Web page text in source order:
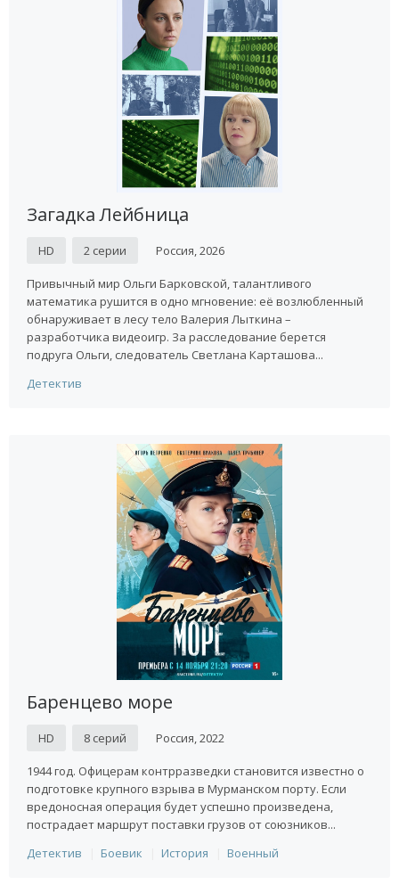
Загадка Лейбница
HD 2 серии Россия, 2026
Привычный мир Ольги Барковской, талантливого
математика рушится в одно мгновение: её возлюбленный
обнаруживает в лесу тело Валерия Лыткина –
разработчика видеоигр. За расследование берется
подруга Ольги, следователь Светлана Карташова...
Детектив
Баренцево море
HD 8 серий Россия, 2022
1944 год. Офицерам контрразведки становится известно о
подготовке крупного взрыва в Мурманском порту. Если
вредоносная операция будет успешно произведена,
пострадает маршрут поставки грузов от союзников...
Детектив
Боевик История Военный